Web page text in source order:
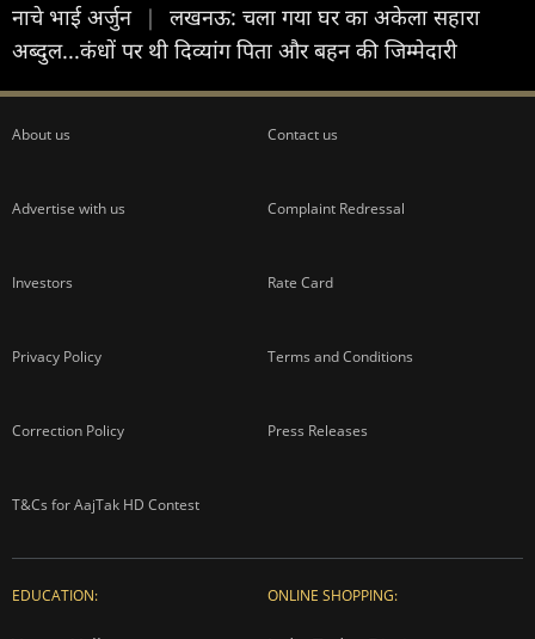
नाचे भाई अर्जुन |
लखनऊ: चला गया घर का अकेला सहारा
अब्दुल...कंधों पर थी दिव्यांग पिता और बहन की जिम्मेदारी
About us Contact us
Advertise with us Complaint Redressal
Investors Rate Card
Privacy Policy Terms and Conditions
Correction Policy Press Releases
T&Cs for AajTak HD Contest
EDUCATION: ONLINE SHOPPING: